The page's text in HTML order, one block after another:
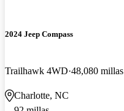
2024 Jeep Compass
Trailhawk 4WD 48,080 millas
Charlotte, NC